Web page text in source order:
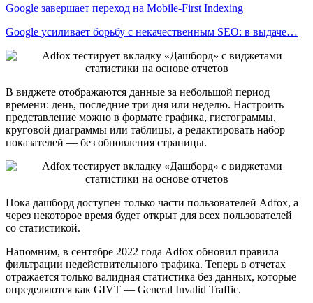
Google завершает переход на Mobile-First Indexing
Google усиливает борьбу с некачественным SEO: в выдаче…
В виджете отображаются данные за небольшой период
времени: день, последние три дня или неделю. Настроить
представление можно в формате графика, гистограммы,
круговой диаграммы или таблицы, а редактировать набор
показателей — без обновления страницы.
Пока дашборд доступен только части пользователей Adfox, а
через некоторое время будет открыт для всех пользователей
со статистикой.
Напомним, в сентябре 2022 года Adfox обновил правила
фильтрации недействительного трафика. Теперь в отчетах
отражается только валидная статистика без данных, которые
определяются как GIVT — General Invalid Traffic.